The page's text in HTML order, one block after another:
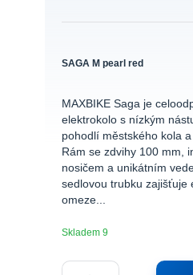
SAGA M pearl red
MAXBIKE Saga je
elektrokolo s nízkým
pohodlí městského kola
Rám se zdvihy 100 mm,
nosičem a unikátním
sedlovou trubku zajišťuje
omeze...
Skladem 9